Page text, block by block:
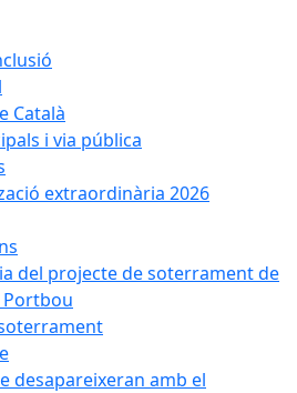
Català
i via pública
extraordinària 2026
del projecte de soterrament de
Portbou
desapareixeran amb el